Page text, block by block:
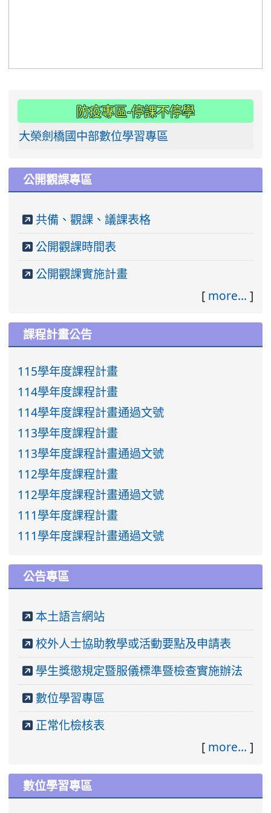
防疫專區-停課不停學
大榮劍橋國中部數位學習專區
公開觀課專區
共備、觀課、議課表格
公開觀課時間表
公開觀課實施計畫
[ more... ]
課程計畫公告
115學年度課程計畫
114學年度課程計畫
114學年度課程計畫通過文號
113學年度課程計畫
113學年度課程計畫通過文號
112學年度課程計畫
112學年度課程計畫通過文號
111學年度課程計畫
111學年度課程計畫通過文號
公告專區
本土語言網站
校外人士協助教學或活動要點及申請表
學生獎懲規定暨服儀標準暨檢查實施辦法
數位學習專區
正常化檢核表
[ more... ]
數位學習專區